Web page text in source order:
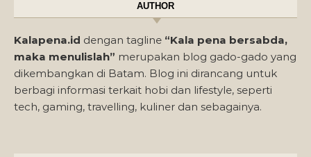
AUTHOR
Kalapena.id dengan tagline “Kala pena bersabda,
maka menulislah” merupakan blog gado-gado yang
dikembangkan di Batam. Blog ini dirancang untuk
berbagi informasi terkait hobi dan lifestyle, seperti
tech, gaming, travelling, kuliner dan sebagainya.